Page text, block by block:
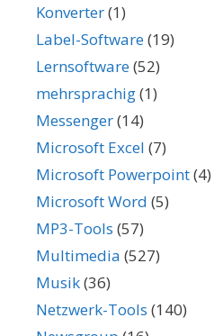
Konverter(1)
Label-Software(19)
Lernsoftware(52)
mehrsprachig(1)
Messenger(14)
Microsoft Excel (7)
Microsoft Powerpoint(4)
Microsoft Word (5)
MP3-Tools (57)
Multimedia (527)
Musik(36)
Netzwerk-Tools (140)